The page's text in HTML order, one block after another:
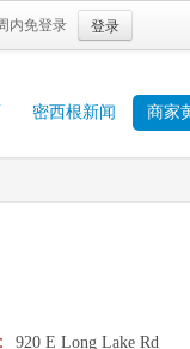
内免登录 登录
密西根新闻 商家
920 E Long Lake Rd